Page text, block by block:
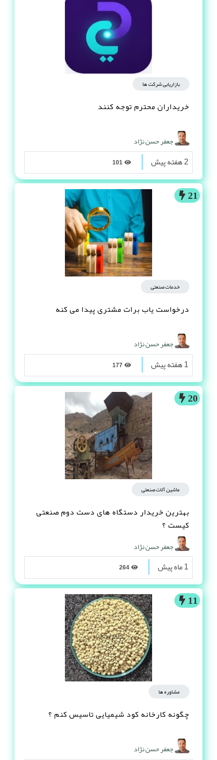
بازاریابی شرکت ها
خریداران محترم توجه کنند
جعفر حسن نژاد
2 هفته پیش
21
خدمات صنعتی
درخواست یاب برات مشتری پیدا می کنه
جعفر حسن نژاد
1 هفته پیش
20
ماشین آلات صنعتی
بهترین خریدار دستگاه های دست دوم صنعتی
کیست ؟
جعفر حسن نژاد
1 ماه پیش
11
مشاوره ها
چگونه کارخانه کود شیمیایی تاسیس کنم ؟
جعفر حسن نژاد